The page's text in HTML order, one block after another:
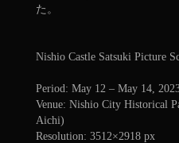
た。
Nishio Castle Satsuki Picture
Period: May 12 – May 14,
Venue: Nishio City Historical
Aichi)
Resolution: 3512×2918 px